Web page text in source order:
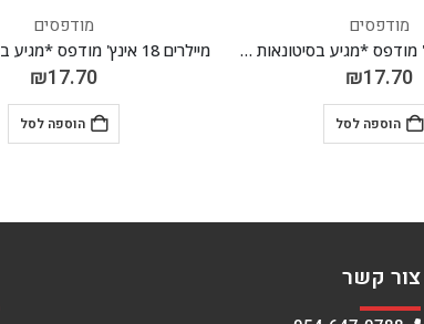
מודפסים
מיילרים 18 אינץ' מודפס *מגיע בסיטונאות חבילה של 5 יח' *
₪17.70
הוספה לסל
מודפסים
₪17.70
הוספה לסל
צור קשר